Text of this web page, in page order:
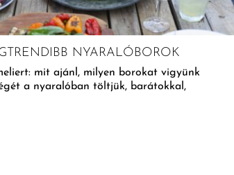
NYARALÓBOROK
mit ajánl, milyen borokat vigyünk
a nyaralóban töltjük, barátokkal,